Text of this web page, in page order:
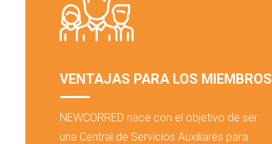
VENTAJAS PARA LOS MIEMBROS
NEWCORRED nace con el objetivo de ser
una Central de Servicios Auxiliares para